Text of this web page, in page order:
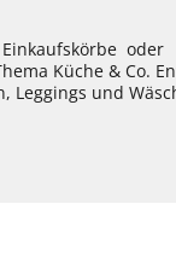
oder
Küche & Co.
Leggings und